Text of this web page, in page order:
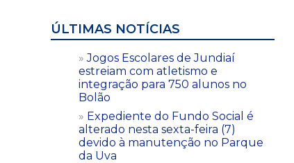
ÚLTIMAS NOTÍCIAS
Jogos Escolares de Jundiaí
estreiam com atletismo e
integração para 750 alunos no
Bolão
Expediente do Fundo Social é
alterado nesta sexta-feira (7)
devido à manutenção no Parque
da Uva